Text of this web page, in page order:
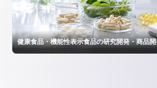
健康食品・機能性表示食品の研究開発・商品